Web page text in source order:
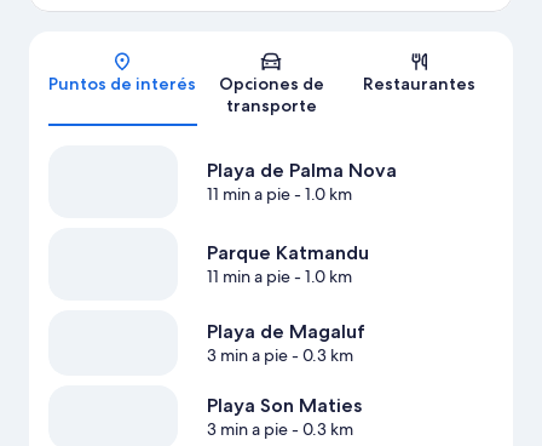
Mapa
Puntos de interés
Opciones de
transporte
Restaurantes
Playa de Palma Nova
11 min a pie- 1.0 km
Parque Katmandu
11 min a pie- 1.0 km
Playa de Magaluf
3 min a pie- 0.3 km
Playa Son Maties
3 min a pie- 0.3 km